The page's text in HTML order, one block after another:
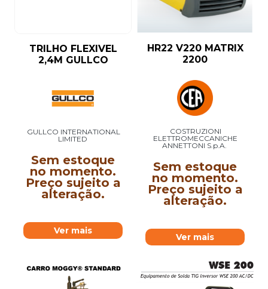
TRILHO FLEXIVEL
2,4M GULLCO
GULLCO INTERNATIONAL
LIMITED
Sem estoque
no momento.
Preço sujeito a
alteração.
Ver mais
HR22 V220 MATRIX
2200
COSTRUZIONI
ELETTROMECCANICHE
ANNETTONI S.p.A.
Sem estoque
no momento.
Preço sujeito a
alteração.
Ver mais